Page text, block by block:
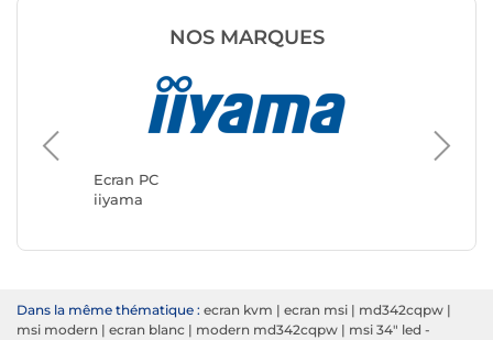
NOS MARQUES
Ecran PC
iiyama
Ecran
ASUS
Dans la même thématique : ecran kvm | ecran msi | md342cqpw |
msi modern | ecran blanc | modern md342cqpw | msi 34" led -